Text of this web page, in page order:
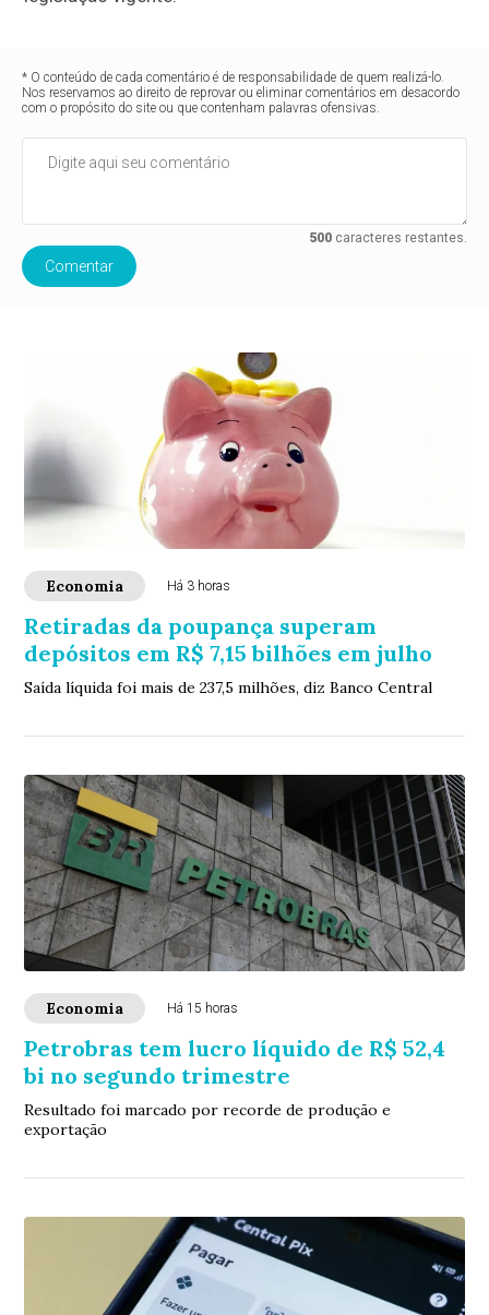
* O conteúdo de cada comentário é de responsabilidade de quem realizá-lo.
Nos reservamos ao direito de reprovar ou eliminar comentários em desacordo
com o propósito do site ou que contenham palavras ofensivas.
500caracteres restantes.
Comentar
Economia Há 3 horas
Retiradas da poupança superam
depósitos em R$ 7,15 bilhões em julho
Saída líquida foi mais de 237,5 milhões, diz Banco Central
Economia Há 15 horas
Petrobras tem lucro líquido de R$ 52,4
bi no segundo trimestre
Resultado foi marcado por recorde de produção e
exportação